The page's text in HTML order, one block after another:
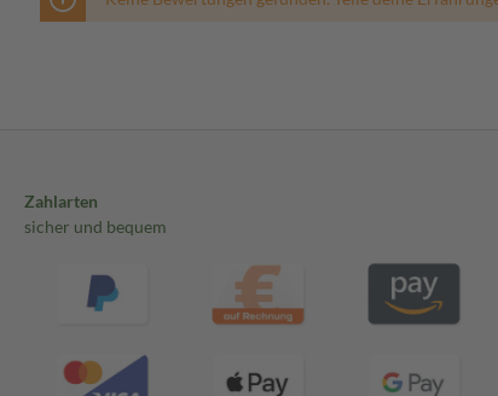
Zahlarten
sicher und bequem